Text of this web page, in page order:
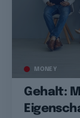
MONEY
Gehalt: